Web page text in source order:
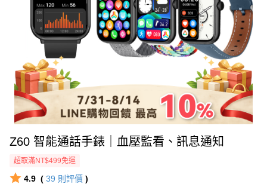
Z60 智能通話手錶｜血壓監看、訊息通知
超取滿NT$499免運
4.9 ( 39 則評價 )